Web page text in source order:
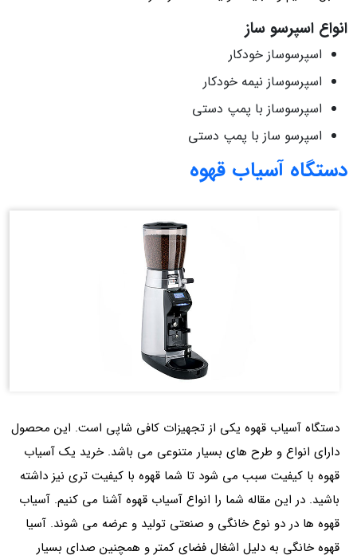
انواع اسپرسو ساز
اسپرسوساز خودکار
اسپرسوساز نیمه خودکار
اسپرسوساز با پمپ دستی
اسپرسو ساز با پمپ دستی
دستگاه آسیاب قهوه
دستگاه آسیاب قهوه یکی از تجهیزات کافی شاپی است. این محصول
دارای انواع و طرح های بسیار متنوعی می باشد. خرید یک آسیاب
قهوه با کیفیت سبب می شود تا شما قهوه با کیفیت تری نیز داشته
باشید. در این مقاله شما را انواع آسیاب قهوه آشنا می کنیم. آسیاب
قهوه ها در دو نوع خانگی و صنعتی تولید و عرضه می شوند. آسیا
قهوه خانگی به دلیل اشغال فضای کمتر و همچنین صدای بسیار